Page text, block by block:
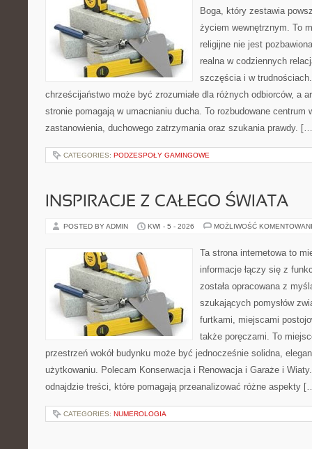
Boga, który zestawia
życiem wewnętrznym. To
religijne nie jest
realna w codziennych
szczęścia i w
chrześcijaństwo może być zrozumiałe dla różnych odbiorców, a
stronie pomagają w umacnianiu ducha. To rozbudowane centrum
zastanowienia, duchowego zatrzymania oraz szukania prawdy.
CATEGORIES: PODZESPOŁY GAMINGOWE
INSPIRACJE Z CAŁEGO ŚWIATA
POSTED BY ADMIN KWI - 5 - 2026 MOŻLIWOŚĆ
Ta strona internetowa to
informacje łączy się z
została opracowana z
szukających pomysłów
furtkami, miejscami
także poręczami. To
przestrzeń wokół budynku może być jednocześnie solidna,
użytkowaniu. Polecam Konserwacja i Renowacja i Garaże i
odnajdzie treści, które pomagają przeanalizować różne aspekty
CATEGORIES: NUMEROLOGIA